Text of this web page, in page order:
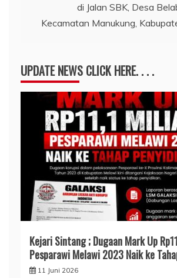
di Jalan SBK, Desa
Kecamatan Manukung,
UPDATE NEWS CLICK HERE. . . .
Kejari Sintang ; Dugaan Mark Up
Pesparawi Melawi 2023 Naik ke
11 Juni 2026